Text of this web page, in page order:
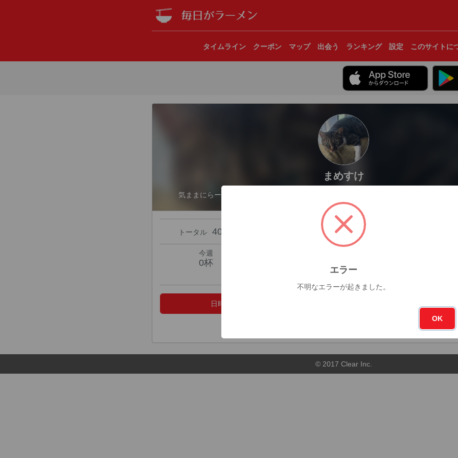
タイムライン クーポン マップ 出会う ランキング 設定 このサイトに
まめすけ
気ままにらーめん記録
トータル 40杯
今週
0杯
日時順
© 2017 Clear Inc.
エラー
不明なエラーが起きました。
OK